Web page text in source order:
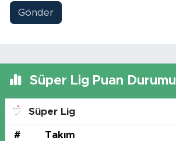
Gönder
Süper Lig Puan Durumu
Süper Lig
# Takım